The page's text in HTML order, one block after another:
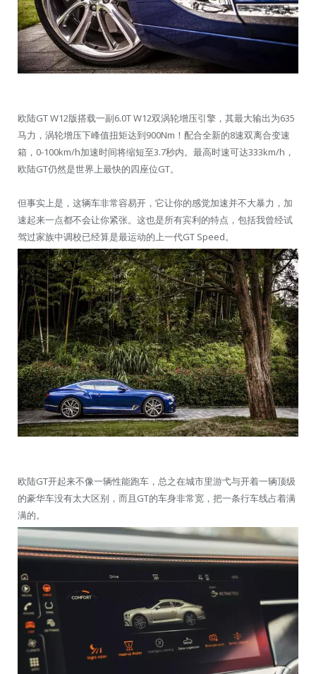
欧陆GT W12版搭载一副6.0T W12双涡轮增压引擎，其最大输出为635
马力，涡轮增压下峰值扭矩达到900Nm！配合全新的8速双离合变速
箱，0-100km/h加速时间将缩短至3.7秒内。最高时速可达333km/h，
欧陆GT仍然是世界上最快的四座位GT。
但事实上是，这辆车非常容易开，它让你的感觉加速并不大暴力，加
速起来一点都不会让你紧张。这也是所有宾利的特点，包括我曾经试
驾过家族中调校已经算是最运动的上一代GT Speed。
欧陆GT开起来不像一辆性能跑车，总之在城市里游弋与开着一辆顶级
的豪华车没有太大区别，而且GT的车身非常宽，把一条行车线占着满
满的。